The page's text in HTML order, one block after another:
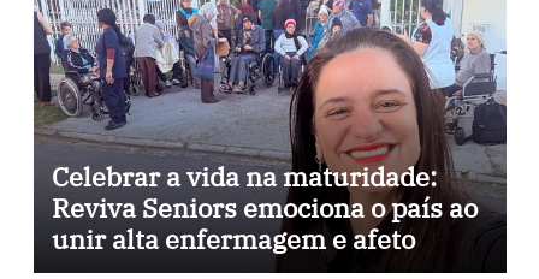
Celebrar a vida na maturidade:
Reviva Seniors emociona o país ao
unir alta enfermagem e afeto